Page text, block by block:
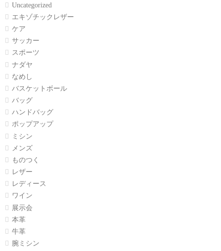
Uncategorized
エキゾチックレザー
ケア
サッカー
スポーツ
ナダヤ
なめし
バスケットボール
バッグ
ハンドバッグ
ポップアップ
ミシン
メンズ
ものつく
レザー
レディース
ワイン
展示会
本革
牛革
腕ミシン